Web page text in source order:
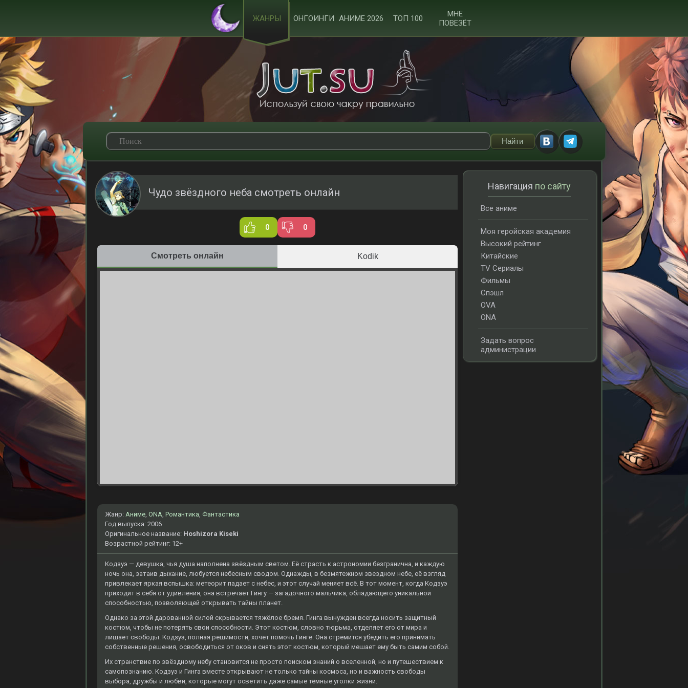
ЖАНРЫ ОНГОИНГИ АНИМЕ 2026 ТОП 100
МНЕ
ПОВЕЗЁТ
Чудо звёздного неба смотреть онлайн
0 0
Смотреть онлайн Kodik
Жанр: Аниме, ONA, Романтика, Фантастика
Год выпуска: 2006
Оригинальное название: Hoshizora Kiseki
Возрастной рейтинг: 12+
Кодзуэ — девушка, чья душа наполнена звёздным светом. Её страсть к астрономии безгранична, и каждую
ночь она, затаив дыхание, любуется небесным сводом. Однажды, в безмятежном звездном небе, её взгляд
привлекает яркая вспышка: метеорит падает с небес, и этот случай меняет всё. В тот момент, когда Кодзуэ
приходит в себя от удивления, она встречает Гингу — загадочного мальчика, обладающего уникальной
способностью, позволяющей открывать тайны планет.
Однако за этой дарованной силой скрывается тяжёлое бремя. Гинга вынужден всегда носить защитный
костюм, чтобы не потерять свои способности. Этот костюм, словно тюрьма, отделяет его от мира и
лишает свободы. Кодзуэ, полная решимости, хочет помочь Гинге. Она стремится убедить его принимать
собственные решения, освободиться от оков и снять этот костюм, который мешает ему быть самим собой.
Их странствие по звёздному небу становится не просто поиском знаний о вселенной, но и путешествием к
самопознанию. Кодзуэ и Гинга вместе открывают не только тайны космоса, но и важность свободы
выбора, дружбы и любви, которые могут осветить даже самые тёмные уголки жизни.
Навигация по сайту
Все аниме
Моя геройская академия
Высокий рейтинг
Китайские
TV Сериалы
Фильмы
Спэшл
OVA
ONA
Задать вопрос
администрации